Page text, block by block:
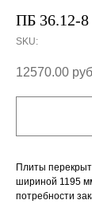
ПБ 36.12-8
SKU:
12570.00 руб
Плиты
шириной 1195
потребности